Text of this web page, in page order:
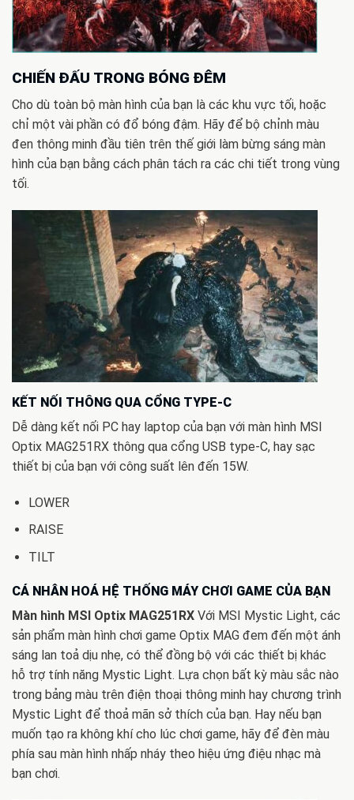
CHIẾN ĐẤU TRONG BÓNG ĐÊM
Cho dù toàn bộ màn hình của bạn là các khu vực tối, hoặc
chỉ một vài phần có đổ bóng đậm. Hãy để bộ chỉnh màu
đen thông minh đầu tiên trên thế giới làm bừng sáng màn
hình của bạn bằng cách phân tách ra các chi tiết trong vùng
tối.
KẾT NỐI THÔNG QUA CỔNG TYPE-C
Dễ dàng kết nối PC hay laptop của bạn với màn hình MSI
Optix MAG251RX thông qua cổng USB type-C, hay sạc
thiết bị của bạn với công suất lên đến 15W.
LOWER
RAISE
TILT
CÁ NHÂN HOÁ HỆ THỐNG MÁY CHƠI GAME CỦA BẠN
Màn hình MSI Optix MAG251RX Với MSI Mystic Light, các
sản phẩm màn hình chơi game Optix MAG đem đến một ánh
sáng lan toả dịu nhẹ, có thể đồng bộ với các thiết bị khác
hỗ trợ tính năng Mystic Light. Lựa chọn bất kỳ màu sắc nào
trong bảng màu trên điện thoại thông minh hay chương trình
Mystic Light để thoả mãn sở thích của bạn. Hay nếu bạn
muốn tạo ra không khí cho lúc chơi game, hãy để đèn màu
phía sau màn hình nhấp nháy theo hiệu ứng điệu nhạc mà
bạn chơi.